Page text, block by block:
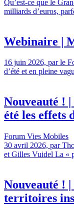
Qu’est-ce que le
milliards d’euros,
Webinaire |
16 juin 2026, par le
d’été et en pleine
Nouveauté !
été les effets
Forum Vies Mobiles
30 avril 2026, par
et Gilles Vuidel La «
Nouveauté !
territoires